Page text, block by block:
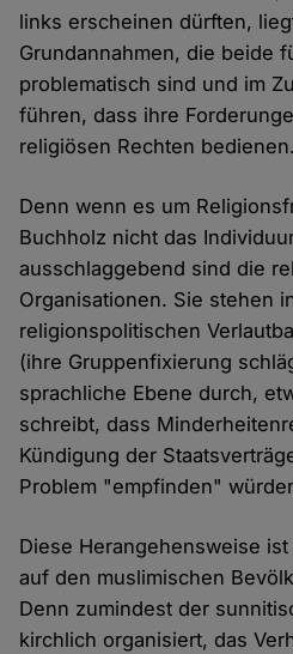
links erscheinen dürften,
Grundannahmen, die beide
problematisch sind und im
führen, dass ihre
religiösen Rechten bedienen.
Denn wenn es um
Buchholz nicht das
ausschlaggebend sind die
Organisationen. Sie stehen
religionspolitischen
(ihre Gruppenfixierung
sprachliche Ebene durch,
schreibt, dass
Kündigung der
Problem "empfinden"
Diese Herangehensweise
auf den muslimischen
Denn zumindest der
kirchlich organisiert, das